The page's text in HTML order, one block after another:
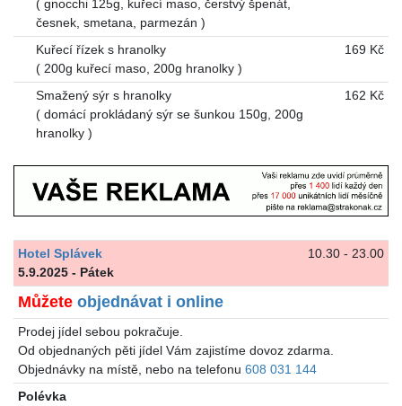
( gnocchi 125g, kuřecí maso, čerstvý špenát,
česnek, smetana, parmezán )
Kuřecí řízek s hranolky
( 200g kuřecí maso, 200g hranolky )
169 Kč
Smažený sýr s hranolky
( domácí prokládaný sýr se šunkou 150g, 200g
hranolky )
162 Kč
10.30 - 23.00
Hotel Splávek
5.9.2025 - Pátek
Můžete objednávat i online
Prodej jídel sebou pokračuje.
Od objednaných pěti jídel Vám zajistíme dovoz zdarma.
Objednávky na místě, nebo na telefonu 608 031 144
Polévka